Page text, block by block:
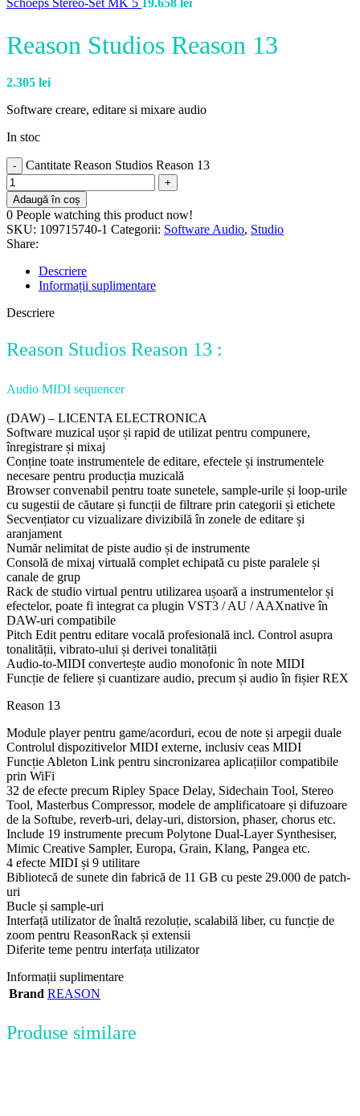
Schoeps Stereo-Set MK 5 19.658 lei
Reason Studios Reason 13
2.305 lei
Software creare, editare si mixare audio
In stoc
Cantitate Reason Studios Reason 13
Adaugă în coș
0 People watching this product now!
SKU: 109715740-1 Categorii: Software Audio, Studio
Share:
Descriere
Informații suplimentare
Descriere
Reason Studios Reason 13 :
Audio MIDI sequencer
(DAW) – LICENTA ELECTRONICA
Software muzical ușor și rapid de utilizat pentru compunere,
înregistrare și mixaj
Conține toate instrumentele de editare, efectele și instrumentele
necesare pentru producția muzicală
Browser convenabil pentru toate sunetele, sample-urile și loop-urile
cu sugestii de căutare și funcții de filtrare prin categorii și etichete
Secvențiator cu vizualizare divizibilă în zonele de editare și
aranjament
Număr nelimitat de piste audio și de instrumente
Consolă de mixaj virtuală complet echipată cu piste paralele și
canale de grup
Rack de studio virtual pentru utilizarea ușoară a instrumentelor și
efectelor, poate fi integrat ca plugin VST3 / AU / AAXnative în
DAW-uri compatibile
Pitch Edit pentru editare vocală profesională incl. Control asupra
tonalității, vibrato-ului și derivei tonalității
Audio-to-MIDI convertește audio monofonic în note MIDI
Funcție de feliere și cuantizare audio, precum și audio în fișier REX
Reason 13
Module player pentru game/acorduri, ecou de note și arpegii duale
Controlul dispozitivelor MIDI externe, inclusiv ceas MIDI
Funcție Ableton Link pentru sincronizarea aplicațiilor compatibile
prin WiFi
32 de efecte precum Ripley Space Delay, Sidechain Tool, Stereo
Tool, Masterbus Compressor, modele de amplificatoare și difuzoare
de la Softube, reverb-uri, delay-uri, distorsion, phaser, chorus etc.
Include 19 instrumente precum Polytone Dual-Layer Synthesiser,
Mimic Creative Sampler, Europa, Grain, Klang, Pangea etc.
4 efecte MIDI și 9 utilitare
Bibliotecă de sunete din fabrică de 11 GB cu peste 29.000 de patch-
uri
Bucle și sample-uri
Interfață utilizator de înaltă rezoluție, scalabilă liber, cu funcție de
zoom pentru ReasonRack și extensii
Diferite teme pentru interfața utilizator
Informații suplimentare
Brand REASON
Produse similare